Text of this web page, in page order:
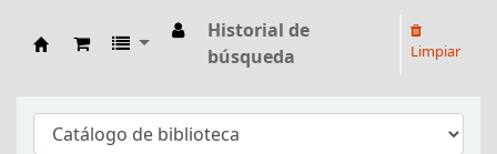
Biblioteca Arq. Hilarión H. Larguía
Historial de
búsqueda
Limpiar